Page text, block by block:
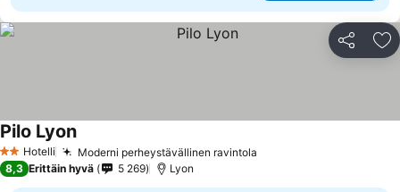
Jaa
2 Tähtiluokitus
Hotelli Moderni perheystävällinen ravintola
Pilo LyonKatso hinnat
8,3 Erittäin hyvä 5 269 Lyon